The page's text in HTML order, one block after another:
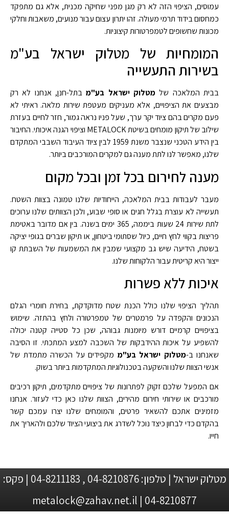
עמוסים, הציפוי הזה לא רק מגן מפני שחיקה מכנית, אלא גם מתפקד
כמחסום בידוד תרמי מעולה. זהו יתרון עצום עבור מנועים, משאבות וחלקי
מכונות שחשופים לטמפרטורות קיצוניות.
המומחיות של מטלוק ישראל בע"מ
בשירות התעשייה
בבית המלאכה של מטלוק ישראל בע"מבתל-חנן, אנחנו לא רק
מבצעים את הציפויים, אלא מעניקים מעטפת שירות מלאה. ראיתי לא
פעם מקרים בהם ציוד יקר ערך, שעל פניו נראה גמור, חזר לחיים בעזרת
שילוב של תיקון מומחים בשיטת METALOCK וציפוי הגנה איכותי. החיבור
בין הידע הטכני שנצבר משנת 1959 לבין ציוד העיבוד השבבי המתקדם
שלנו, מאפשר לנו לתת מענה גם למקרים המורכבים ביותר.
מענה לחירום בכל זמן ובכל מקום
מעבר לעבודות בבית המלאכה, הייחודיות שלנו טמונה בצוות השטח.
תעשייה לא עוצרת בגלל חגים או סופי שבוע, ולכן הצוותים שלנו ערוכים
לתת שירות 24 שעות ביממה, 365 ימים בשנה. בין אם מדובר באטימת
פריצות בקווי לחץ חיים, כיול שסתומי ביטחון, או תיקון שברים בגופי יציקה
בשטח, הידיעה שיש גב מקצועי שמבין את המשמעות של השבתת קו
ייצור היא קריטית עבור הלקוחות שלנו.
איכות ללא פשרות
תהליך הציפוי שלנו כולל הכנת שטח מדוקדקת, בחירת חומרי הגלם
הנכונים והקפדה על פרמטרים של טמפרטורה ולחץ בהתזה. שימוש
בציפויים קרמיים דורש מיומנות גבוהה, שכן כל סטייה קטנה יכולה
להשפיע על איכות ההידבקות של השכבה למצע המתכתי. זו הסיבה
שאנחנו ב-מטלוק ישראל בע"מ מקפידים על הכשרה מתמדת של
אנשי הצוות שלנו והשקעה בטכנולוגיות המתקדמות ביותר בשוק.
אם המפעל שלכם זקוק לפתרונות של ציפויים מתקדמים, תיקון רכיבים
מורכבים או שירותי חירום מהירים, הצוות שלנו כאן כדי לעזור. אנחנו
מזמינים אתכם להשאיר פרטים, והמומחים שלנו יצרו עמכם קשר
בהקדם כדי לבחון כיצד נוכל לשדרג את ביצועי הציוד שלכם ולהאריך את
חייו.
מטלוק ישראל | טלפון: 04-8210876 , 04-8211183 | פקס:
04-8210877 | metalock@zahav.net.il